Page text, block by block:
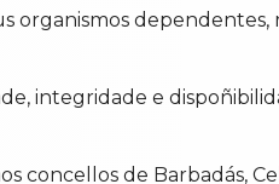
organismos dependentes,
integridade e
concellos de Barbadás,